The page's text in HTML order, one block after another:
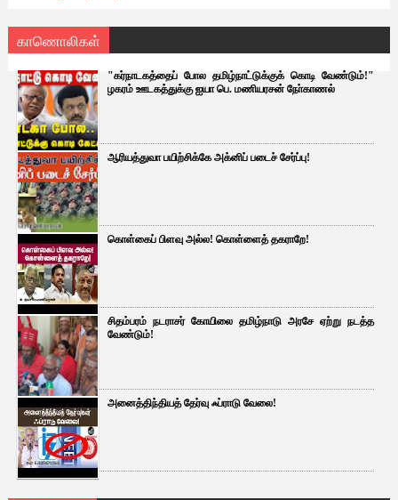
காணொலிகள்
"கர்நாடகத்தைப் போல தமிழ்நாட்டுக்குக் கொடி வேண்டும்!"
ழகரம் ஊடகத்துக்கு ஐயா பெ. மணியரசன் நோ்காணல்
ஆரியத்துவா பயிற்சிக்கே அக்னிப் படைச் சேர்ப்பு!
கொள்கைப் பிளவு அல்ல! கொள்ளைத் தகராறே!
சிதம்பரம் நடராசர் கோயிலை தமிழ்நாடு அரசே ஏற்று நடத்த
வேண்டும்!
அனைத்திந்தியத் தேர்வு ஃப்ராடு வேலை!